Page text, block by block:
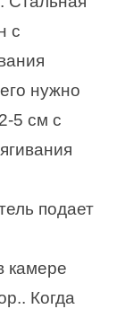
с
нужно
5 см с
подает
камере
Когда